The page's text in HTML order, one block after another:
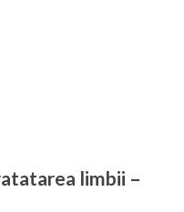
limbii –